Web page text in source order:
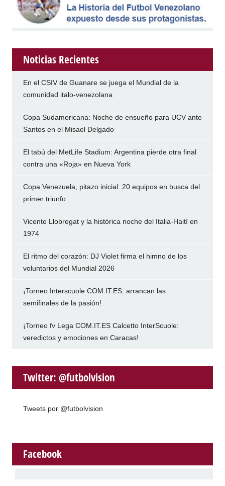
Noticias Recientes
En el CSIV de Guanare se juega el Mundial de la
comunidad italo-venezolana
Copa Sudamericana: Noche de ensueño para UCV ante
Santos en el Misael Delgado
El tabú del MetLife Stadium: Argentina pierde otra final
contra una «Roja» en Nueva York
Copa Venezuela, pitazo inicial: 20 equipos en busca del
primer triunfo
Vicente Llobregat y la histórica noche del Italia-Haití en
1974
El ritmo del corazón: DJ Violet firma el himno de los
voluntarios del Mundial 2026
¡Torneo Interscuole COM.IT.ES: arrancan las
semifinales de la pasión!
¡Torneo fv Lega COM.IT.ES Calcetto InterScuole:
veredictos y emociones en Caracas!
Twitter: @futbolvision
Tweets por @futbolvision
Facebook